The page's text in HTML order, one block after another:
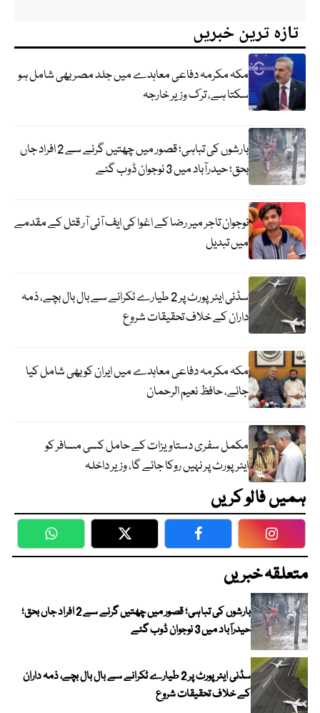
تازہ ترین خبریں
مکہ مکرمہ دفاعی معاہدے میں جلد مصر بھی شامل ہو
سکتا ہے، ترک وزیر خارجہ
بارشوں کی تباہی؛ قصور میں چھتیں گرنے سے 2 افراد جاں
بحق؛ حیدرآباد میں 3 نوجوان ڈوب گئے
نوجوان تاجر میر رضا کے اغوا کی ایف آئی آر قتل کے مقدمے
میں تبدیل
سڈنی ایئرپورٹ پر 2 طیارے ٹکرانے سے بال بال بچے، ذمہ
داران کے خلاف تحقیقات شروع
مکہ مکرمہ دفاعی معاہدے میں ایران کو بھی شامل کیا
جائے، حافظ نعیم الرحمان
مکمل سفری دستاویزات کے حامل کسی مسافر کو
ایئرپورٹ پر نہیں روکا جائے گا، وزیر داخلہ
ہمیں فالو کریں
WhatsApp Twitter Facebook
متعلقہ خبریں
بارشوں کی تباہی؛ قصور میں چھتیں گرنے سے 2 افراد جاں بحق؛
حیدرآباد میں 3 نوجوان ڈوب گئے
سڈنی ایئرپورٹ پر 2 طیارے ٹکرانے سے بال بال بچے، ذمہ داران
کے خلاف تحقیقات شروع